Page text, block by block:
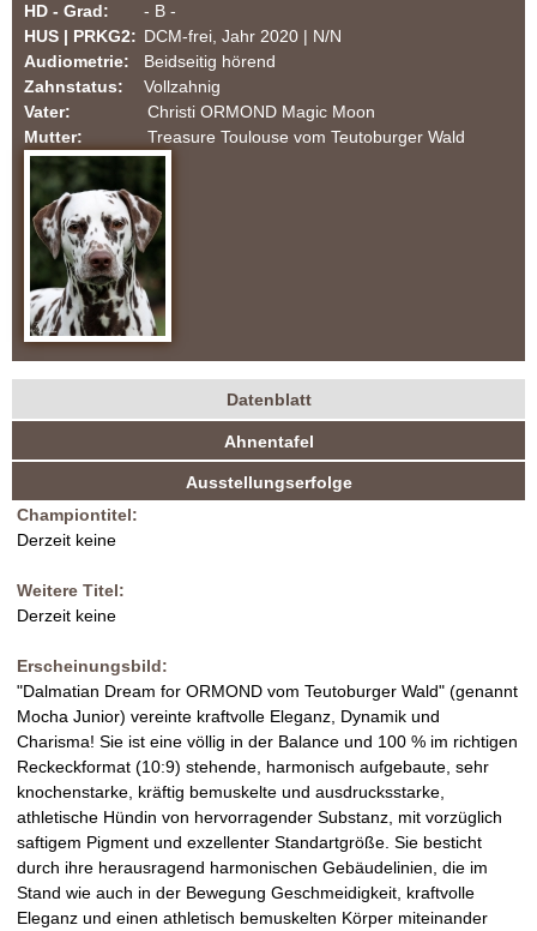
n
e
r
F
C
V
D
H
Z
u
c
h
t
HD - Grad:
- B -
HUS | PRKG2: DCM-frei, Jahr 2020 | N/N
Audiometrie:
Beidseitig hörend
Zahnstatus:
Vollzahnig
Vater:
Christi ORMOND Magic Moon
Mutter:
Treasure Toulouse vom Teutoburger Wald
H
u
n
d
Datenblatt
(
a
k
t
t
e
r
)
Ahnentafel
Ausstellungserfolge
Championtitel:
Derzeit keine
Weitere Titel:
Derzeit keine
Erscheinungsbild:
"Dalmatian Dream for ORMOND vom Teutoburger Wald" (genannt
Mocha Junior) vereinte kraftvolle Eleganz, Dynamik und
Charisma! Sie ist eine völlig in der Balance und 100 % im richtigen
Reckeckformat (10:9) stehende, harmonisch aufgebaute, sehr
knochenstarke, kräftig bemuskelte und ausdrucksstarke,
athletische Hündin von hervorragender Substanz, mit vorzüglich
saftigem Pigment und exzellenter Standartgröße. Sie besticht
durch ihre herausragend harmonischen Gebäudelinien, die im
Stand wie auch in der Bewegung Geschmeidigkeit, kraftvolle
Eleganz und einen athletisch bemuskelten Körper miteinander